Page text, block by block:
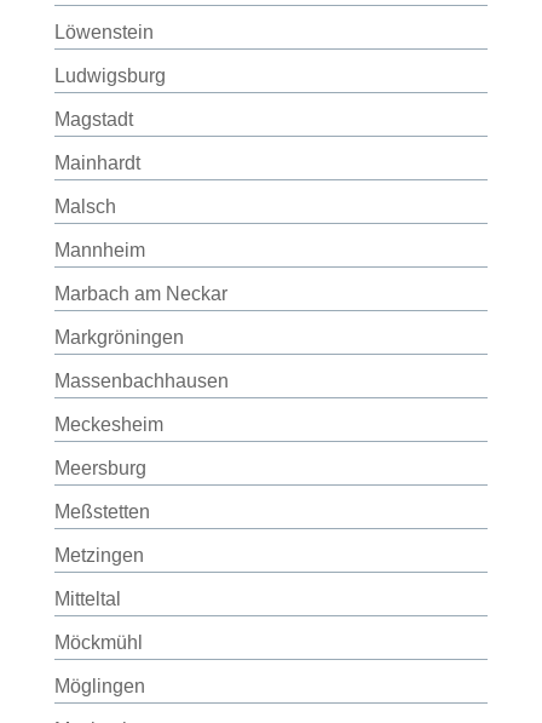
Löwenstein
Ludwigsburg
Magstadt
Mainhardt
Malsch
Mannheim
Marbach am Neckar
Markgröningen
Massenbachhausen
Meckesheim
Meersburg
Meßstetten
Metzingen
Mitteltal
Möckmühl
Möglingen